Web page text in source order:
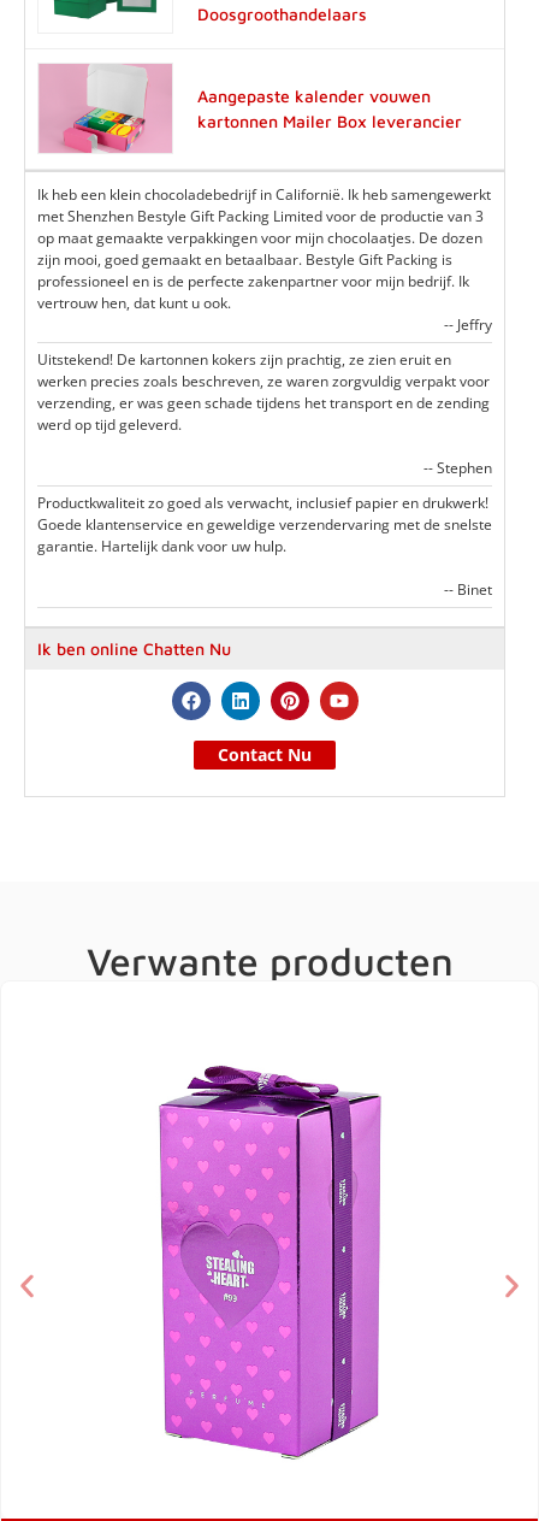
Doosgroothandelaars
Aangepaste kalender vouwen
kartonnen Mailer Box leverancier
Ik heb een klein chocoladebedrijf in Californië. Ik heb samengewerkt
met Shenzhen Bestyle Gift Packing Limited voor de productie van 3
op maat gemaakte verpakkingen voor mijn chocolaatjes. De dozen
zijn mooi, goed gemaakt en betaalbaar. Bestyle Gift Packing is
professioneel en is de perfecte zakenpartner voor mijn bedrijf. Ik
vertrouw hen, dat kunt u ook.
-- Jeffry
Uitstekend! De kartonnen kokers zijn prachtig, ze zien eruit en
werken precies zoals beschreven, ze waren zorgvuldig verpakt voor
verzending, er was geen schade tijdens het transport en de zending
werd op tijd geleverd.
-- Stephen
Productkwaliteit zo goed als verwacht, inclusief papier en drukwerk!
Goede klantenservice en geweldige verzendervaring met de snelste
garantie. Hartelijk dank voor uw hulp.
-- Binet
Ik ben online Chatten Nu
Contact Nu
Verwante producten